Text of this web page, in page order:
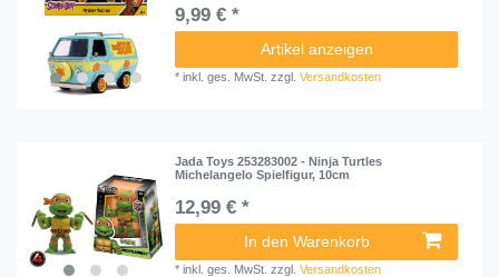
9,99 € *
Artikel anzeigen
*inkl. ges. MwSt. zzgl.Versandkosten
Jada Toys 253283002 - Ninja Turtles
Michelangelo Spielfigur, 10cm
12,99 € *
In den Warenkorb
*inkl. ges. MwSt. zzgl.Versandkosten